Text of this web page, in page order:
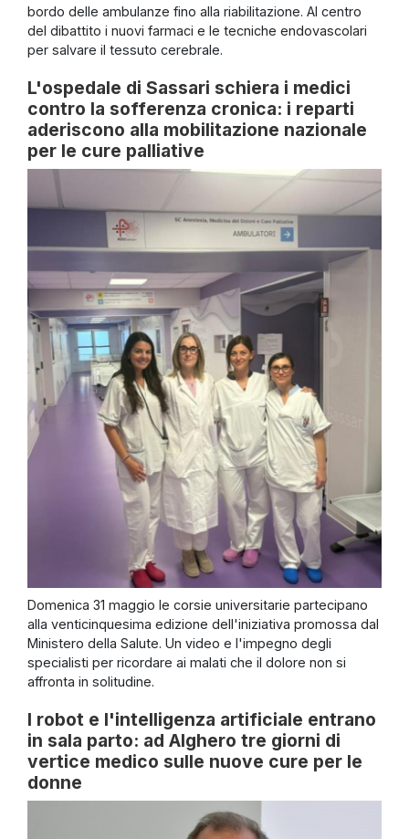
bordo delle ambulanze fino alla riabilitazione. Al centro
del dibattito i nuovi farmaci e le tecniche endovascolari
per salvare il tessuto cerebrale.
L'ospedale di Sassari schiera i medici
contro la sofferenza cronica: i reparti
aderiscono alla mobilitazione nazionale
per le cure palliative
Domenica 31 maggio le corsie universitarie partecipano
alla venticinquesima edizione dell'iniziativa promossa dal
Ministero della Salute. Un video e l'impegno degli
specialisti per ricordare ai malati che il dolore non si
affronta in solitudine.
I robot e l'intelligenza artificiale entrano
in sala parto: ad Alghero tre giorni di
vertice medico sulle nuove cure per le
donne